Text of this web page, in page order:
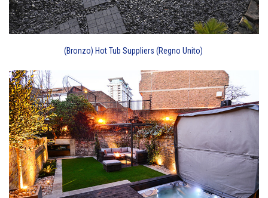
(Bronzo) Hot Tub Suppliers (Regno Unito)